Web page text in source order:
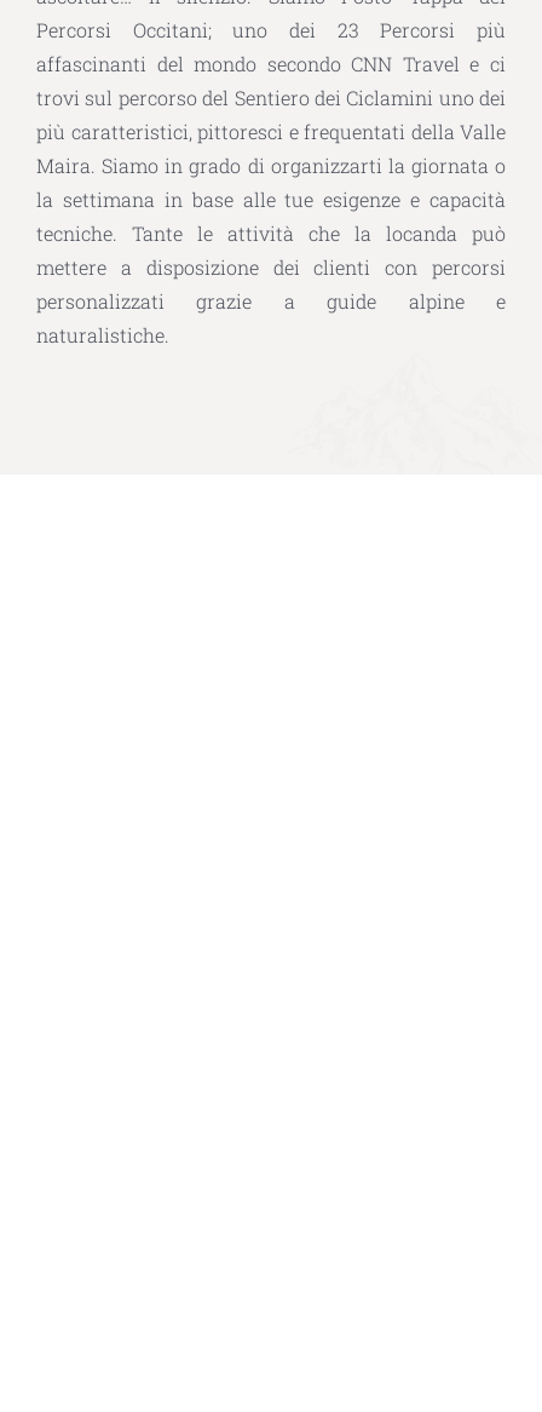
Percorsi Occitani; uno dei 23 Percorsi più
affascinanti del mondo secondo CNN Travel e ci
trovi sul percorso del Sentiero dei Ciclamini uno dei
più caratteristici, pittoresci e frequentati della Valle
Maira. Siamo in grado di organizzarti la giornata o
la settimana in base alle tue esigenze e capacità
tecniche. Tante le attività che la locanda può
mettere a disposizione dei clienti con percorsi
personalizzati grazie a guide alpine e
naturalistiche.